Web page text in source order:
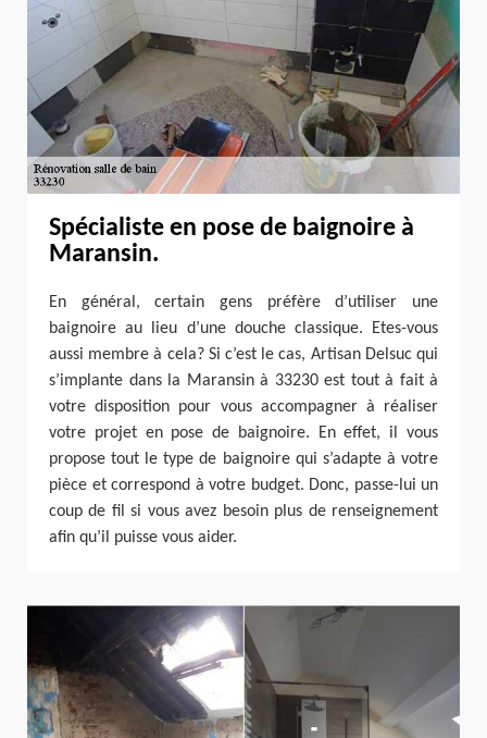
Spécialiste en pose de baignoire à
Maransin.
En général, certain gens préfère d’utiliser une
baignoire au lieu d’une douche classique. Etes-vous
aussi membre à cela? Si c’est le cas, Artisan Delsuc qui
s’implante dans la Maransin à 33230 est tout à fait à
votre disposition pour vous accompagner à réaliser
votre projet en pose de baignoire. En effet, il vous
propose tout le type de baignoire qui s’adapte à votre
pièce et correspond à votre budget. Donc, passe-lui un
coup de fil si vous avez besoin plus de renseignement
afin qu’il puisse vous aider.